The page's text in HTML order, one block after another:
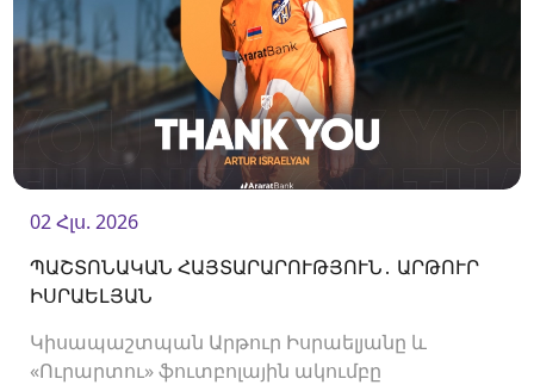
02 Հլս. 2026
ՊԱՇՏՈՆԱԿԱՆ ՀԱՅՏԱՐԱՐՈՒԹՅՈՒՆ․ ԱՐԹՈՒՐ
ԻՍՐԱԵԼՅԱՆ
Կիսապաշտպան Արթուր Իսրաելյանը և
«Ուրարտու» ֆուտբոլային ակումբը